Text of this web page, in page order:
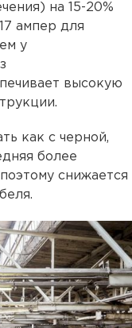
на 15-20%
ампер для
у
высокую
как с черной,
более
снижается